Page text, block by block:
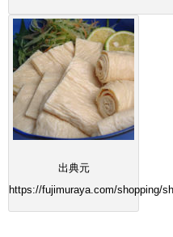
出典元
https://fujimuraya.com/shopping/